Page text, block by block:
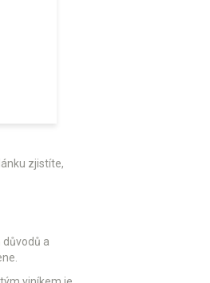
zjistíte,
důvodů a